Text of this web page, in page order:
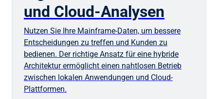
und Cloud-Analysen
Nutzen Sie Ihre Mainframe-Daten, um bessere
Entscheidungen zu treffen und Kunden zu
bedienen. Der richtige Ansatz für eine hybride
Architektur ermöglicht einen nahtlosen Betrieb
zwischen lokalen Anwendungen und Cloud-
Plattformen.